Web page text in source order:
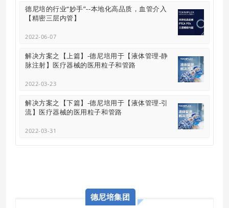
德尼培的行业“妙手”--本地化高品质，血管介入
【精密三层内管】
2022-06-07
解决方案之【上篇】-德尼培用于【液体管理-静
脉注射】医疗器械的医用粒子和管路
2022-03-23
解决方案之【下篇】-德尼培用于【液体管理-引
流】医疗器械的医用粒子和管路
2022-03-31
德尼培集团